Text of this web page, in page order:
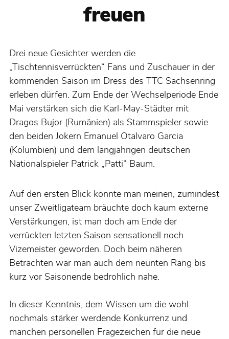
freuen
Drei neue Gesichter werden die
„Tischtennisverrückten“ Fans und Zuschauer in der
kommenden Saison im Dress des TTC Sachsenring
erleben dürfen. Zum Ende der Wechselperiode Ende
Mai verstärken sich die Karl-May-Städter mit
Dragos Bujor (Rumänien) als Stammspieler sowie
den beiden Jokern Emanuel Otalvaro Garcia
(Kolumbien) und dem langjährigen deutschen
Nationalspieler Patrick „Patti“ Baum.
Auf den ersten Blick könnte man meinen, zumindest
unser Zweitligateam bräuchte doch kaum externe
Verstärkungen, ist man doch am Ende der
verrückten letzten Saison sensationell noch
Vizemeister geworden. Doch beim näheren
Betrachten war man auch dem neunten Rang bis
kurz vor Saisonende bedrohlich nahe.
In dieser Kenntnis, dem Wissen um die wohl
nochmals stärker werdende Konkurrenz und
manchen personellen Fragezeichen für die neue